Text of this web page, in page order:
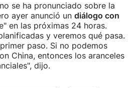
se ha pronunciado sobre la
ayer anunció un diálogo con
en las próximas 24 horas.
y veremos qué pasa.
paso. Si no podemos
China, entonces los aranceles
dijo.